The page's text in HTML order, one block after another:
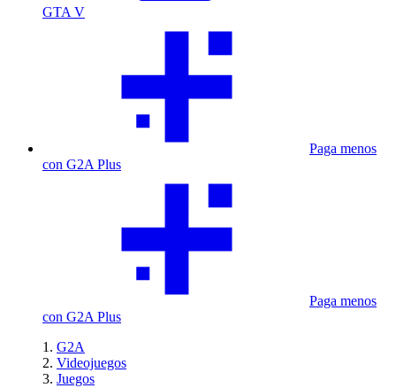
GTA V
Paga menos
con G2A Plus
Paga menos
con G2A Plus
G2A
Videojuegos
Juegos